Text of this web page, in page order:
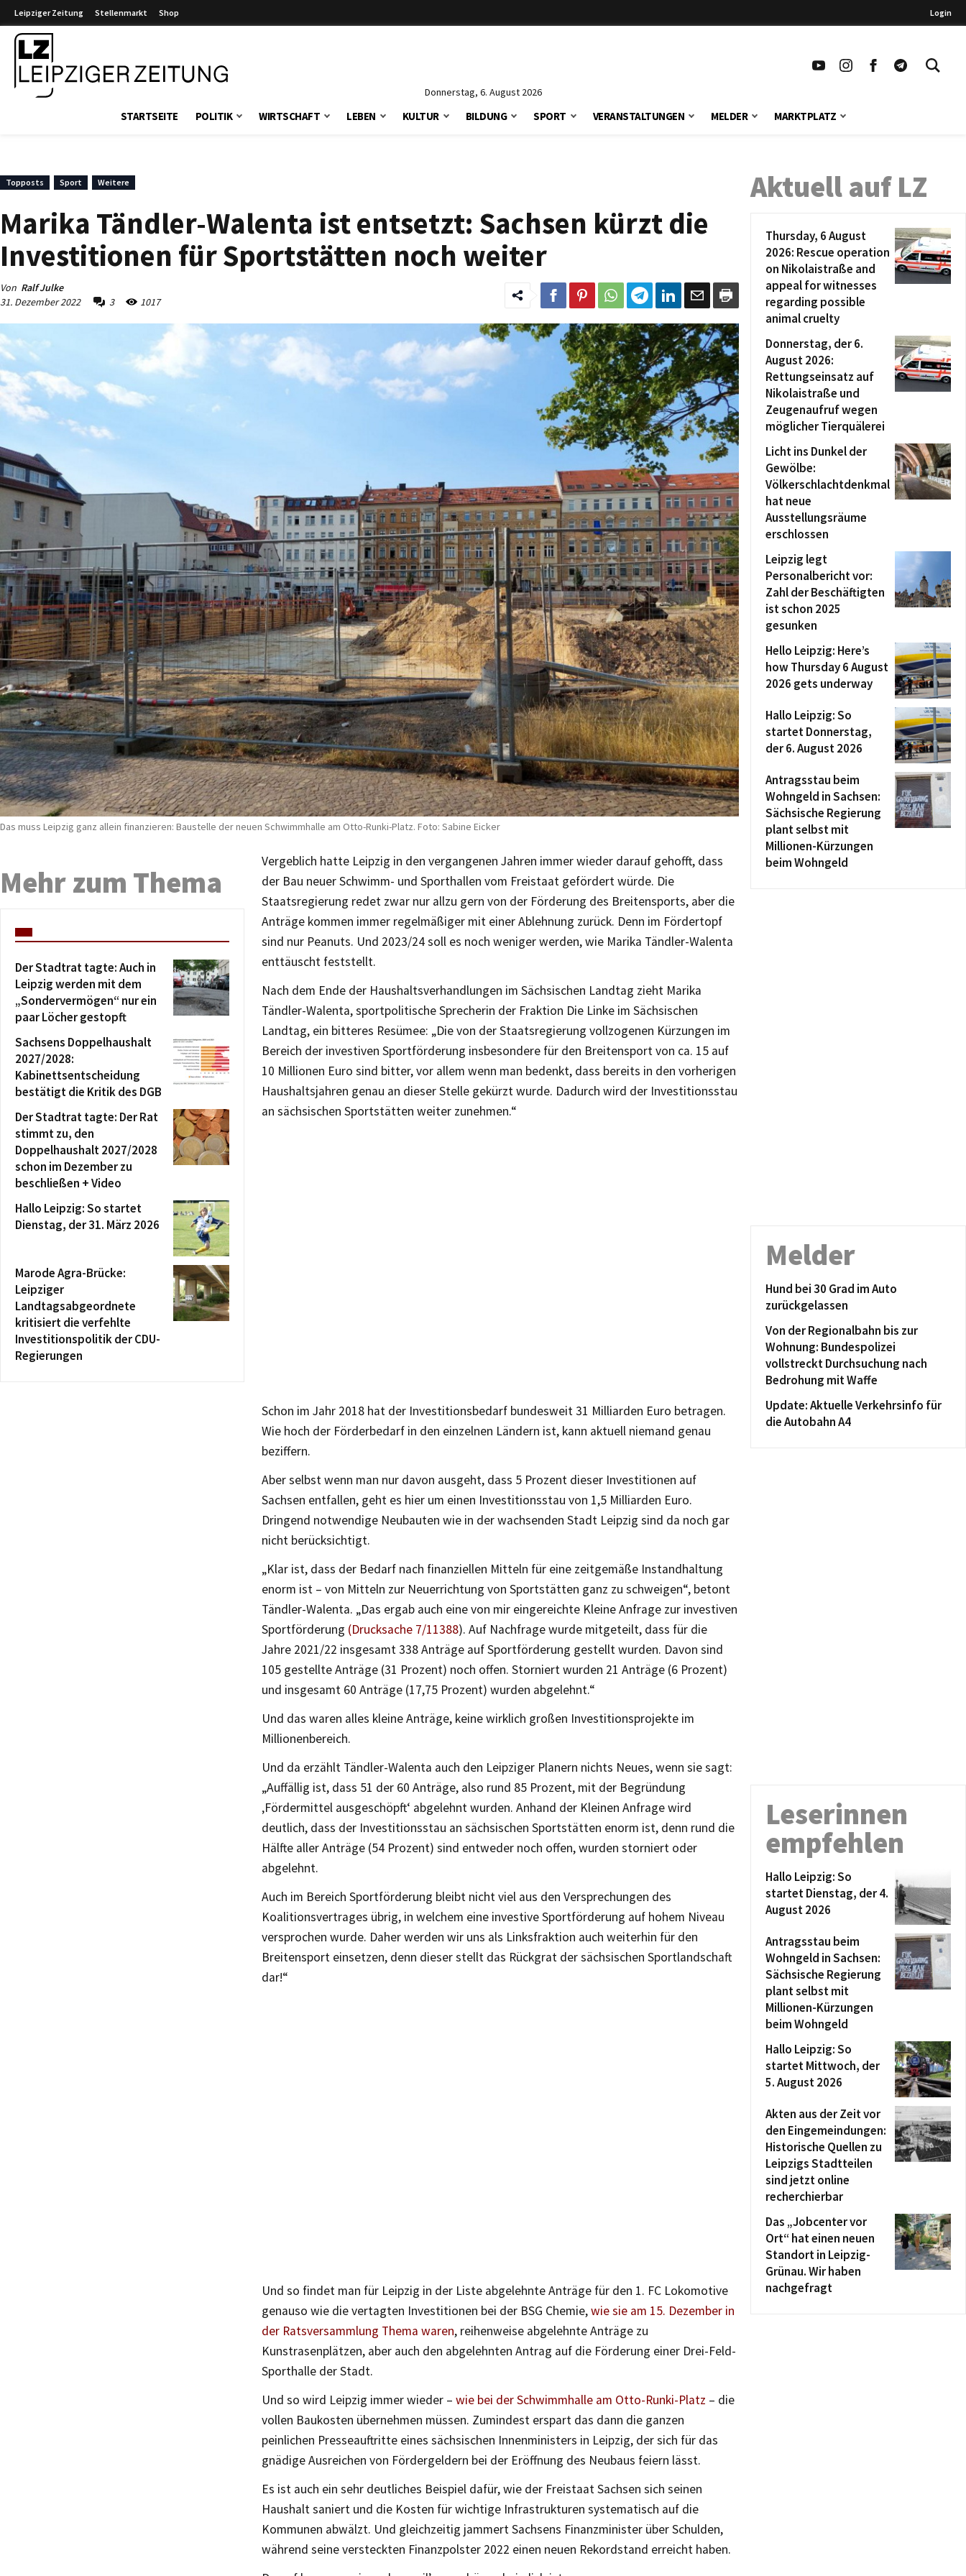
Leipziger Zeitung Stellenmarkt Shop Login
Donnerstag, 6. August 2026
STARTSEITE POLITIK WIRTSCHAFT LEBEN KULTUR BILDUNG SPORT VERANSTALTUNGEN MELDER MARKTPLATZ
Topposts Sport Weitere
Marika Tändler-Walenta ist entsetzt: Sachsen kürzt die
Investitionen für Sportstätten noch weiter
Von Ralf Julke
31. Dezember 2022
3 1017
Das muss Leipzig ganz allein finanzieren: Baustelle der neuen Schwimmhalle am Otto-Runki-Platz. Foto: Sabine Eicker
Vergeblich hatte Leipzig in den vergangenen Jahren immer wieder darauf gehofft, dass
der Bau neuer Schwimm- und Sporthallen vom Freistaat gefördert würde. Die
Staatsregierung redet zwar nur allzu gern von der Förderung des Breitensports, aber die
Anträge kommen immer regelmäßiger mit einer Ablehnung zurück. Denn im Fördertopf
sind nur Peanuts. Und 2023/24 soll es noch weniger werden, wie Marika Tändler-Walenta
enttäuscht feststellt.
Nach dem Ende der Haushaltsverhandlungen im Sächsischen Landtag zieht Marika
Tändler-Walenta, sportpolitische Sprecherin der Fraktion Die Linke im Sächsischen
Landtag, ein bitteres Resümee: „Die von der Staatsregierung vollzogenen Kürzungen im
Bereich der investiven Sportförderung insbesondere für den Breitensport von ca. 15 auf
10 Millionen Euro sind bitter, vor allem wenn man bedenkt, dass bereits in den vorherigen
Haushaltsjahren genau an dieser Stelle gekürzt wurde. Dadurch wird der Investitionsstau
an sächsischen Sportstätten weiter zunehmen.“
Schon im Jahr 2018 hat der Investitionsbedarf bundesweit 31 Milliarden Euro betragen.
Wie hoch der Förderbedarf in den einzelnen Ländern ist, kann aktuell niemand genau
beziffern.
Aber selbst wenn man nur davon ausgeht, dass 5 Prozent dieser Investitionen auf
Sachsen entfallen, geht es hier um einen Investitionsstau von 1,5 Milliarden Euro.
Dringend notwendige Neubauten wie in der wachsenden Stadt Leipzig sind da noch gar
nicht berücksichtigt.
„Klar ist, dass der Bedarf nach finanziellen Mitteln für eine zeitgemäße Instandhaltung
enorm ist – von Mitteln zur Neuerrichtung von Sportstätten ganz zu schweigen“, betont
Tändler-Walenta. „Das ergab auch eine von mir eingereichte Kleine Anfrage zur investiven
Sportförderung (Drucksache 7/11388). Auf Nachfrage wurde mitgeteilt, dass für die
Jahre 2021/22 insgesamt 338 Anträge auf Sportförderung gestellt wurden. Davon sind
105 gestellte Anträge (31 Prozent) noch offen. Storniert wurden 21 Anträge (6 Prozent)
und insgesamt 60 Anträge (17,75 Prozent) wurden abgelehnt.“
Und das waren alles kleine Anträge, keine wirklich großen Investitionsprojekte im
Millionenbereich.
Und da erzählt Tändler-Walenta auch den Leipziger Planern nichts Neues, wenn sie sagt:
„Auffällig ist, dass 51 der 60 Anträge, also rund 85 Prozent, mit der Begründung
‚Fördermittel ausgeschöpft‘ abgelehnt wurden. Anhand der Kleinen Anfrage wird
deutlich, dass der Investitionsstau an sächsischen Sportstätten enorm ist, denn rund die
Hälfte aller Anträge (54 Prozent) sind entweder noch offen, wurden storniert oder
abgelehnt.
Auch im Bereich Sportförderung bleibt nicht viel aus den Versprechungen des
Koalitionsvertrages übrig, in welchem eine investive Sportförderung auf hohem Niveau
versprochen wurde. Daher werden wir uns als Linksfraktion auch weiterhin für den
Breitensport einsetzen, denn dieser stellt das Rückgrat der sächsischen Sportlandschaft
dar!“
Und so findet man für Leipzig in der Liste abgelehnte Anträge für den 1. FC Lokomotive
genauso wie die vertagten Investitionen bei der BSG Chemie,wie sie am 15. Dezember in
der Ratsversammlung Thema waren, reihenweise abgelehnte Anträge zu
Kunstrasenplätzen, aber auch den abgelehnten Antrag auf die Förderung einer Drei-Feld-
Sporthalle der Stadt.
Und so wird Leipzig immer wieder – wie bei der Schwimmhalle am Otto-Runki-Platz – die
vollen Baukosten übernehmen müssen. Zumindest erspart das dann die ganzen
peinlichen Presseauftritte eines sächsischen Innenministers in Leipzig, der sich für das
gnädige Ausreichen von Fördergeldern bei der Eröffnung des Neubaus feiern lässt.
Es ist auch ein sehr deutliches Beispiel dafür, wie der Freistaat Sachsen sich seinen
Haushalt saniert und die Kosten für wichtige Infrastrukturen systematisch auf die
Kommunen abwälzt. Und gleichzeitig jammert Sachsens Finanzminister über Schulden,
während seine versteckten Finanzpolster 2022 einen neuen Rekordstand erreicht haben.
Mehr zum Thema
Der Stadtrat tagte: Auch in
Leipzig werden mit dem
„Sondervermögen“ nur ein
paar Löcher gestopft
Sachsens Doppelhaushalt
2027/2028:
Kabinettsentscheidung
bestätigt die Kritik des DGB
Der Stadtrat tagte: Der Rat
stimmt zu, den
Doppelhaushalt 2027/2028
schon im Dezember zu
beschließen + Video
Hallo Leipzig: So startet
Dienstag, der 31. März 2026
Marode Agra-Brücke:
Leipziger
Landtagsabgeordnete
kritisiert die verfehlte
Investitionspolitik der CDU-
Regierungen
Aktuell auf LZ
Thursday, 6 August
2026: Rescue operation
on Nikolaistraße and
appeal for witnesses
regarding possible
animal cruelty
Donnerstag, der 6.
August 2026:
Rettungseinsatz auf
Nikolaistraße und
Zeugenaufruf wegen
möglicher Tierquälerei
Licht ins Dunkel der
Gewölbe:
Völkerschlachtdenkmal
hat neue
Ausstellungsräume
erschlossen
Leipzig legt
Personalbericht vor:
Zahl der Beschäftigten
ist schon 2025
gesunken
Hello Leipzig: Here’s
how Thursday 6 August
2026 gets underway
Hallo Leipzig: So
startet Donnerstag,
der 6. August 2026
Antragsstau beim
Wohngeld in Sachsen:
Sächsische Regierung
plant selbst mit
Millionen-Kürzungen
beim Wohngeld
Melder
Hund bei 30 Grad im Auto
zurückgelassen
Von der Regionalbahn bis zur
Wohnung: Bundespolizei
vollstreckt Durchsuchung nach
Bedrohung mit Waffe
Update: Aktuelle Verkehrsinfo für
die Autobahn A4
Leserinnen
empfehlen
Hallo Leipzig: So
startet Dienstag, der 4.
August 2026
Antragsstau beim
Wohngeld in Sachsen:
Sächsische Regierung
plant selbst mit
Millionen-Kürzungen
beim Wohngeld
Hallo Leipzig: So
startet Mittwoch, der
5. August 2026
Akten aus der Zeit vor
den Eingemeindungen:
Historische Quellen zu
Leipzigs Stadtteilen
sind jetzt online
recherchierbar
Das „Jobcenter vor
Ort“ hat einen neuen
Standort in Leipzig-
Grünau. Wir haben
nachgefragt